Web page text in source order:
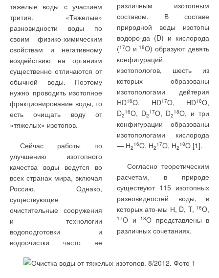
тяжелые воды с участием
трития. «Тяжелые»
разновидности воды по
своим физико-химическим
свойствам и негативному
воздействию на организм
существенно отличаются от
обычной воды. Поэтому
нужно проводить изотопное
фракционирование воды, то
есть очищать воду от
«тяжелых» изотопов.
Сейчас работы по
улучшению изотопного
качества воды ведутся во
всех странах мира, включая
Россию. Однако,
существующие
очистительные сооружения
и технологии
водоподготовки и
водоочистки часто не
различным изотопным
составом. В составе
природной воды изотопы
водоро-да (D) и кислорода
(17O и 18O) образуют девять
конфигураций
изотопологов, шесть из
которых образованы
изотопологами дейтерия
HD16O, HD17O, HD18O,
D2
16O, D2
17O, D2
18O, и три
конфигурации образованы
изотопологами кислорода
— Н2
16O, Н2
17O, Н2
18O [1].
Согласно теоретическим
расчетам, в природе
существуют 115 изотопных
разновидностей воды, в
которых ато-мы Н, D, T, 16O,
17O и 18O представлены в
различных сочетаниях.
представлялось
целесообразным
подтверждение имеющихся
аналитических
зависимостей,
описывающих теплопотери
через теплотехнические
неоднородности
ограждений и температуры
на их внутренней
поверхности [2] для
возможности их
использования в
инженерной практике.
Настоящая статья
посвящена описанию
экспериментального
исследования
температурного режима
оконного откоса и
сопоставления результатов
аналитической
что позволяет по
результатам замеров
оценить тепло-физические
свойства ограждений.
В процессе
исследования в качестве
средств измерений
использовались тепло-
визионные камеры NEC TN
9100 и NEC Sanei (Япония),
электронные измерители
плотности тепловых потоков
ИТП-МГ4.03 «Поток» (завод
комплект датчиков
температуры «Термохрон»
и комплект датчиков
температуры и влажности
«Гигрохрон» (США), а также
анемометр цифровой testo
405-V1 (Германия).
приборов находится в